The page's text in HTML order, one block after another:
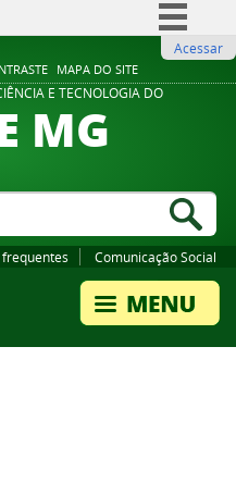
MAPA DO SITE
Comunica BR
Participe
Legislação
Acessar
E TECNOLOGIA DO
MG
Comunicação Social